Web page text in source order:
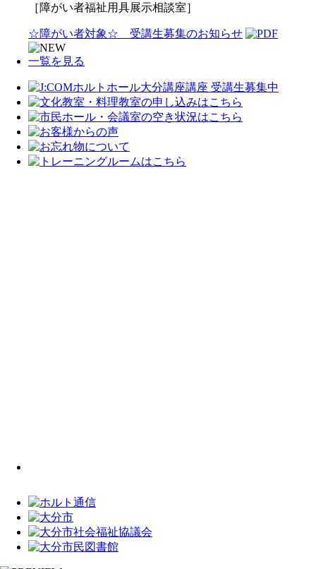
［障がい者福祉用具展示相談室］
☆障がい者対象☆ 受講生募集のお知らせ
一覧を見る